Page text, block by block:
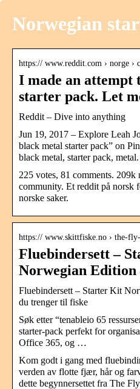
Norwegian
https:// www.reddit.com › norge ›
I made an attempt
starter pack. Let
Reddit – Dive into anything
Jun 19, 2017 – Explore Leah
black metal starter pack” on
black metal, starter pack, metal.
225 votes, 81 comments. 209k
community. Et reddit på norsk
norske saker.
https:// www.skittfiske.no › the-
Fluebindersett –
Norwegian Edition
Fluebindersett – Starter Kit
du trenger til fiske
Søk etter “tenableio 65
starter-pack perfekt for
Office 365, og …
Kom godt i gang med
verden av flotte fjær, hår og
dette begynnersettet fra The